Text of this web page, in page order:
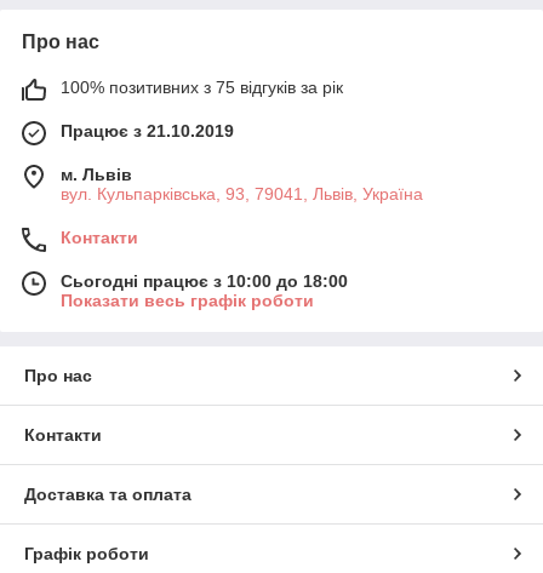
Про нас
100% позитивних з 75 відгуків за рік
Працює з 21.10.2019
м. Львів
вул. Кульпарківська, 93, 79041, Львів, Україна
Контакти
Сьогодні працює з 10:00 до 18:00
Показати весь графік роботи
Про нас
Контакти
Доставка та оплата
Графік роботи